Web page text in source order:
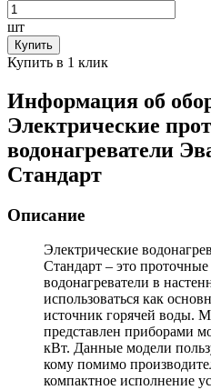
шт
Купить
Купить в 1 клик
Информация об
Электрические
водонагреватели
Стандарт
Описание
Электрические
Стандарт – это
водонагреватели в
использоваться как
источник горячей воды.
представлен приборами
кВт. Данные модели
кому помимо
компактное исполнение